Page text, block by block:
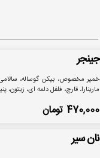
جینجر
خمیر مخصوص، بیکن گوساله،
مارینارا، قارچ، فلفل دلمه ای، زیتون،
470,000 تومان
نان سیر